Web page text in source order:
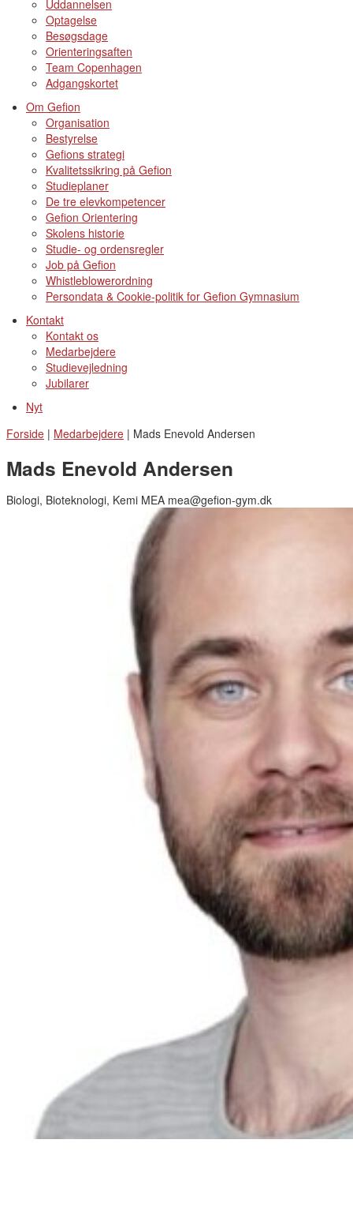
Uddannelsen
Optagelse
Besøgsdage
Orienteringsaften
Team Copenhagen
Adgangskortet
Om Gefion
Organisation
Bestyrelse
Gefions strategi
Kvalitetssikring på Gefion
Studieplaner
De tre elevkompetencer
Gefion Orientering
Skolens historie
Studie- og ordensregler
Job på Gefion
Whistleblowerordning
Persondata & Cookie-politik for Gefion Gymnasium
Kontakt
Kontakt os
Medarbejdere
Studievejledning
Jubilarer
Nyt
Forside | Medarbejdere | Mads Enevold Andersen
Mads Enevold Andersen
Biologi, Bioteknologi, Kemi MEA mea@gefion-gym.dk